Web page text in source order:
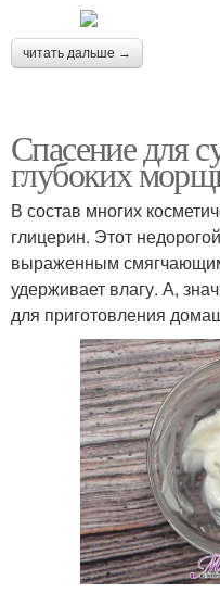
читать дальше →
Спасение для
глубоких
В состав многих
глицерин. Этот
выраженным
удерживает влагу. А,
для приготовления